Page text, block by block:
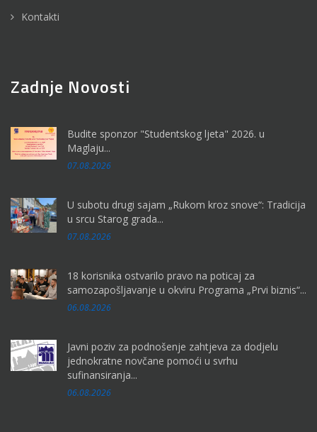
Kontakti
Zadnje Novosti
Budite sponzor "Studentskog ljeta" 2026. u
Maglaju...
07.08.2026
U subotu drugi sajam „Rukom kroz snove“: Tradicija
u srcu Starog grada...
07.08.2026
18 korisnika ostvarilo pravo na poticaj za
samozapošljavanje u okviru Programa „Prvi biznis“...
06.08.2026
Javni poziv za podnošenje zahtjeva za dodjelu
jednokratne novčane pomoći u svrhu
sufinansiranja...
06.08.2026